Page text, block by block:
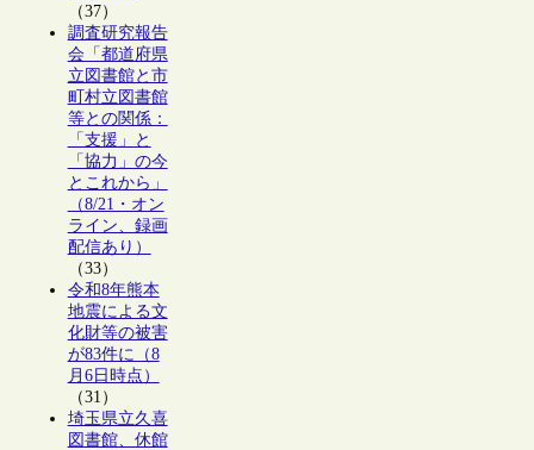
（37）
調査研究報告
会「都道府県
立図書館と市
町村立図書館
等との関係：
「支援」と
「協力」の今
とこれから」
（8/21・オン
ライン、録画
配信あり）
（33）
令和8年熊本
地震による文
化財等の被害
が83件に（8
月6日時点）
（31）
埼玉県立久喜
図書館、休館